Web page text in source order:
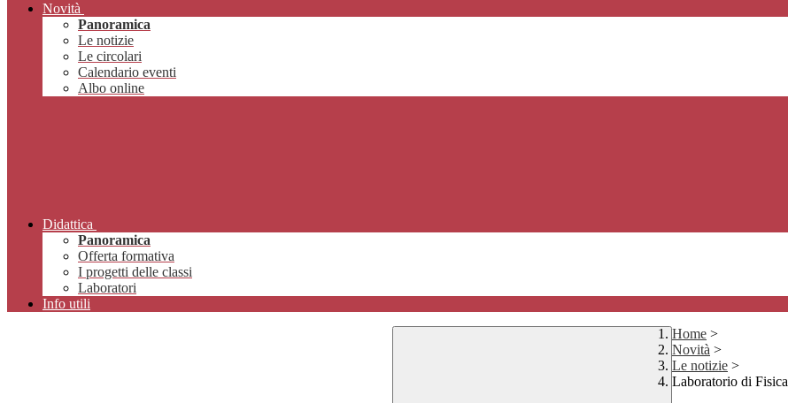
Novità
Panoramica
Le notizie
Le circolari
Calendario eventi
Albo online
Didattica
Panoramica
Offerta formativa
I progetti delle classi
Laboratori
Info utili
Home >
Novità >
Le notizie >
Laboratorio di Fisica